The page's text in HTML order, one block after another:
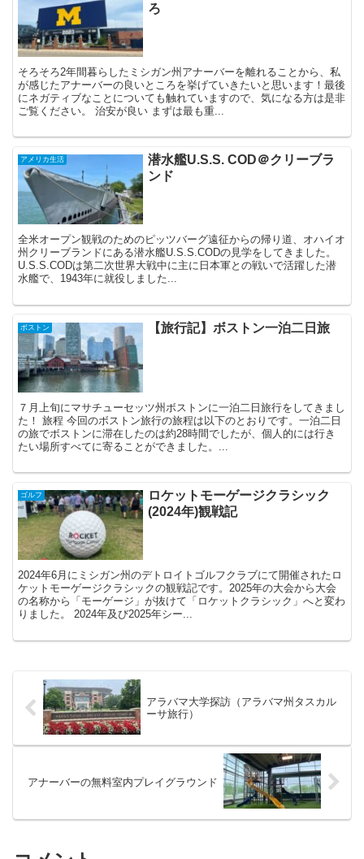
ろ
そろそろ2年間暮らしたミシガン州アナーバーを離れることから、私
が感じたアナーバーの良いところを挙げていきたいと思います！最後
にネガティブなことについても触れていますので、気になる方は是非
ご覧ください。 治安が良い まずは最も重...
アメリカ生活
潜水艦U.S.S. COD＠クリーブラ
ンド
全米オープン観戦のためのピッツバーグ遠征からの帰り道、オハイオ
州クリーブランドにある潜水艦U.S.S.CODの見学をしてきました。
U.S.S.CODは第二次世界大戦中に主に日本軍との戦いで活躍した潜
水艦で、1943年に就役しました...
ボストン 【旅行記】ボストン一泊二日旅
７月上旬にマサチューセッツ州ボストンに一泊二日旅行をしてきまし
た！ 旅程 今回のボストン旅行の旅程は以下のとおりです。一泊二日
の旅でボストンに滞在したのは約28時間でしたが、個人的には行き
たい場所すべてに寄ることができました。...
ゴルフ
ロケットモーゲージクラシック
(2024年)観戦記
2024年6月にミシガン州のデトロイトゴルフクラブにて開催されたロ
ケットモーゲージクラシックの観戦記です。2025年の大会から大会
の名称から「モーゲージ」が抜けて「ロケットクラシック」へと変わ
りました。 2024年及び2025年シー...
アラバマ大学探訪（アラバマ州タスカル
ーサ旅行）
アナーバーの無料室内プレイグラウンド